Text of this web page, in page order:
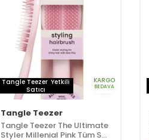
Tangle Teezer Yetkili
Satıcı
KARGO
BEDAVA
Tangle Teezer
Tangle Teezer The Ultimate
Styler Millenial Pink Tüm Saç